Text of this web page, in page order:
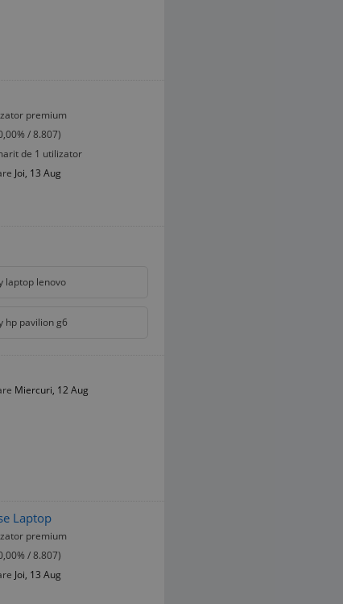
premium
/ 8.807)
de 1 utilizator
Joi, 13 Aug
laptop lenovo
hp pavilion g6
Miercuri, 12 Aug
Laptop
premium
/ 8.807)
Joi, 13 Aug